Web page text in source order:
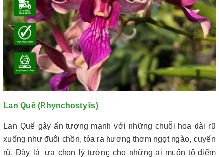
Lan Quế (Rhynchostylis)
Lan Quế gây ấn tượng mạnh với những chuỗi hoa dài rũ
xuống như đuôi chồn, tỏa ra hương thơm ngọt ngào, quyến
rũ. Đây là lựa chọn lý tưởng cho những ai muốn tô điểm